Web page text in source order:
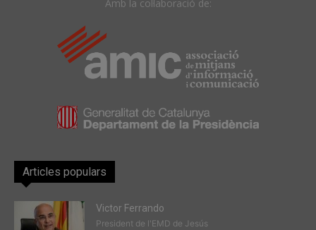
Amb la col·laboració de:
Articles populars
Victor Ferrando
President de l'EMD de Jesús